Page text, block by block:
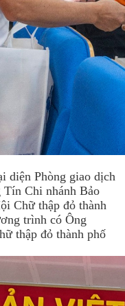
diện Phòng giao dịch
Tín Chi nhánh Bảo
Chữ thập đỏ thành
trình có Ông
thập đỏ thành phố